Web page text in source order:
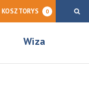
KOSZTORYS 0
Wiza